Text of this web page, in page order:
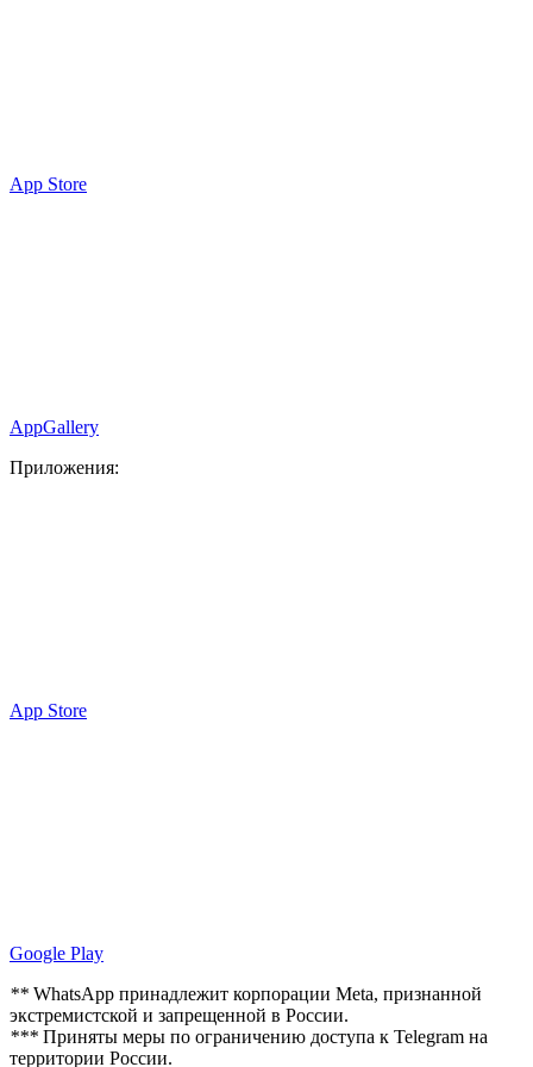
App Store
AppGallery
Приложения:
App Store
Google Play
** WhatsApp принадлежит корпорации Meta, признанной
экстремистской и запрещенной в России.
*** Приняты меры по ограничению доступа к Telegram на
территории России.